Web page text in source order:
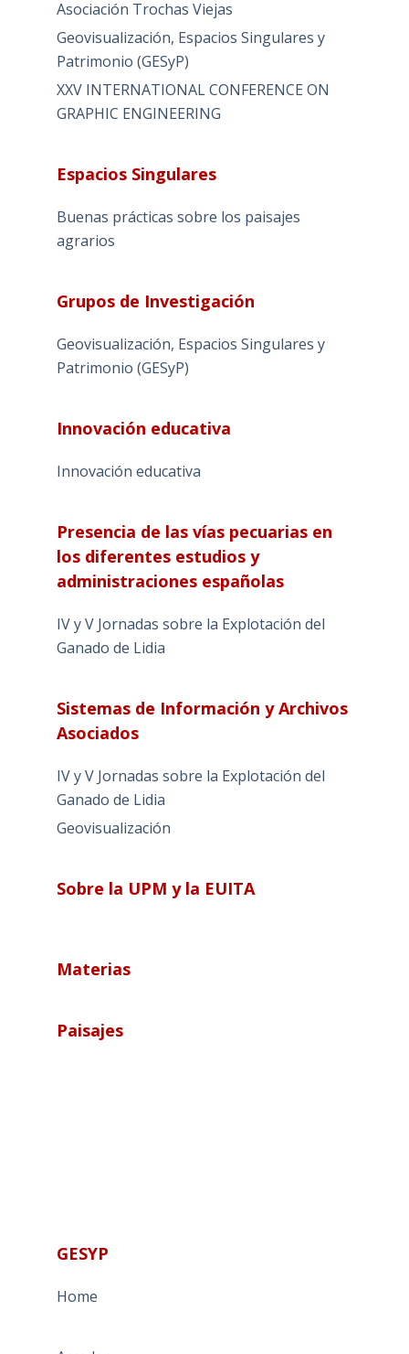
Asociación Trochas Viejas
Geovisualización, Espacios Singulares y
Patrimonio (GESyP)
XXV INTERNATIONAL CONFERENCE ON
GRAPHIC ENGINEERING
Espacios Singulares
Buenas prácticas sobre los paisajes
agrarios
Grupos de Investigación
Geovisualización, Espacios Singulares y
Patrimonio (GESyP)
Innovación educativa
Innovación educativa
Presencia de las vías pecuarias en
los diferentes estudios y
administraciones españolas
IV y V Jornadas sobre la Explotación del
Ganado de Lidia
Sistemas de Información y Archivos
Asociados
IV y V Jornadas sobre la Explotación del
Ganado de Lidia
Geovisualización
Sobre la UPM y la EUITA
Materias
Paisajes
GESYP
Home